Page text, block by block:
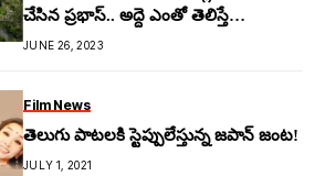
చేసిన ప్ర‌భాస్.. అద్దె ఎంతో తెలిస్తే
ఆశ్చ‌ర్య‌పోతారు..!
JUNE 26, 2023
Film News
తెలుగు పాటలకి స్టెప్పులేస్తున్న జపాన్ జంట!
JULY 1, 2021